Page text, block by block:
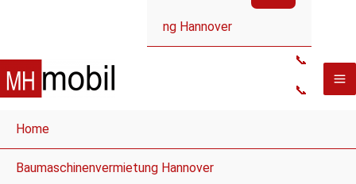
ng Hannover
📞
📞
Home
Baumaschinenvermietung Hannover